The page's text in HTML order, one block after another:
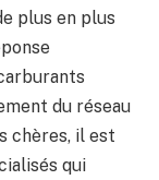
plus en plus
du réseau
chères, il est
qui